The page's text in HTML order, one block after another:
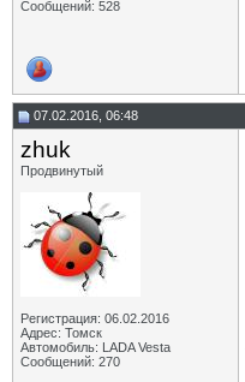
Сообщений: 528
07.02.2016, 06:48
zhuk
Продвинутый
Регистрация: 06.02.2016
Адрес: Томск
Автомобиль: LADA Vesta
Сообщений: 270